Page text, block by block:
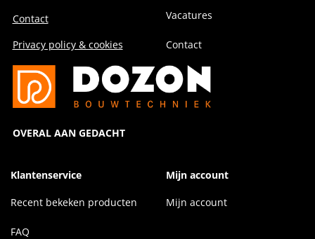
Contact
Privacy policy & cookies
OVERAL AAN GEDACHT
Vacatures
Contact
Klantenservice
Recent bekeken producten
FAQ
Mijn account
Mijn account